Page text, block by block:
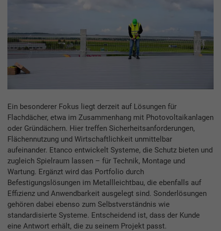
Ein besonderer Fokus liegt derzeit auf Lösungen für
Flachdächer, etwa im Zusammenhang mit Photovoltaikanlagen
oder Gründächern. Hier treffen Sicherheitsanforderungen,
Flächennutzung und Wirtschaftlichkeit unmittelbar
aufeinander. Etanco entwickelt Systeme, die Schutz bieten und
zugleich Spielraum lassen – für Technik, Montage und
Wartung. Ergänzt wird das Portfolio durch
Befestigungslösungen im Metallleichtbau, die ebenfalls auf
Effizienz und Anwendbarkeit ausgelegt sind. Sonderlösungen
gehören dabei ebenso zum Selbstverständnis wie
standardisierte Systeme. Entscheidend ist, dass der Kunde
eine Antwort erhält, die zu seinem Projekt passt.